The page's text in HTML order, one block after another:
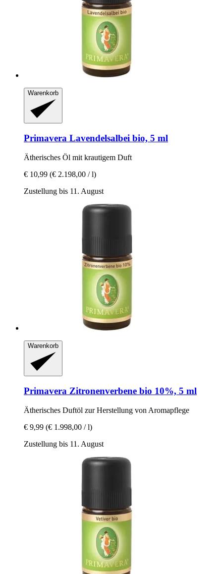
Warenkorb
Primavera Lavendelsalbei bio, 5 ml
Ätherisches Öl mit krautigem Duft
€ 10,99 (€ 2.198,00 / l)
Zustellung bis 11. August
Warenkorb
Primavera Zitronenverbene bio 10%, 5 ml
Ätherisches Duftöl zur Herstellung von Aromapflege
€ 9,99 (€ 1.998,00 / l)
Zustellung bis 11. August